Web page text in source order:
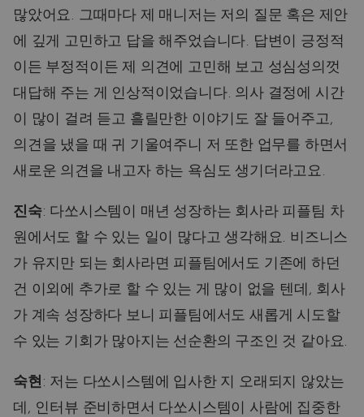
많았어요. 그때마다 제 매니저는 저의 질문 혹은 제안
에 깊게 고민하고 답을 해주었습니다. 답변이 긍정적
이든 부정적이든 제 의견에 고민해 보고 성심성의껏
대답해 주는 게 인상적이었습니다. 의사 결정에 시간
이 많이 걸려 듣고 흘릴만한 이야기도 잘 들어주고,
의견을 냈을 때 귀 기울여주니 저 또한 업무를 하면서
새로운 의견을 내고자 하는 욕심도 생기더라고요.
진숙: 다쏘시스템이 매년 성장하는 회사라 피플팀 차
원에서도 할 수 있는 일이 많다고 생각해요. 비즈니스
가 유지만 되는 회사라면 피플팀에서도 기존에 하던
건 이외에 추가로 할 수 있는 게 많이 없을 텐데, 회사
가 계속 성장하다 보니 피플팀에서도 새롭게 시도할
수 있는 기회가 많아지는 선순환의 구조인 것 같아요.
숙현 : 저는 다쏘시스템에 입사한 지 오래되지 않았는
데, 인터뷰 준비하면서 다쏘시스템이 사람에 집중한